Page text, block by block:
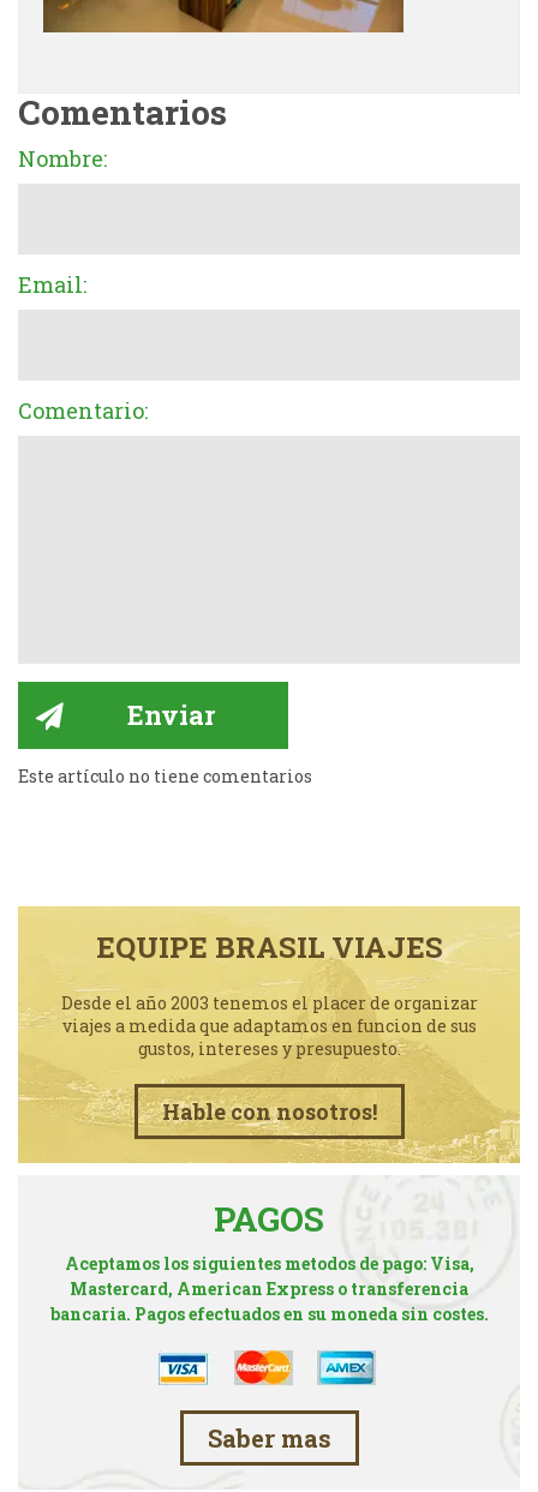
Comentarios
Nombre:
Email:
Comentario:
Este artículo no tiene comentarios
EQUIPE BRASIL VIAJES
Desde el año 2003 tenemos el placer de organizar
viajes a medida que adaptamos en funcion de sus
gustos, intereses y presupuesto.
Hable con nosotros!
PAGOS
Aceptamos los siguientes metodos de pago: Visa,
Mastercard, American Express o transferencia
bancaria. Pagos efectuados en su moneda sin costes.
Saber mas